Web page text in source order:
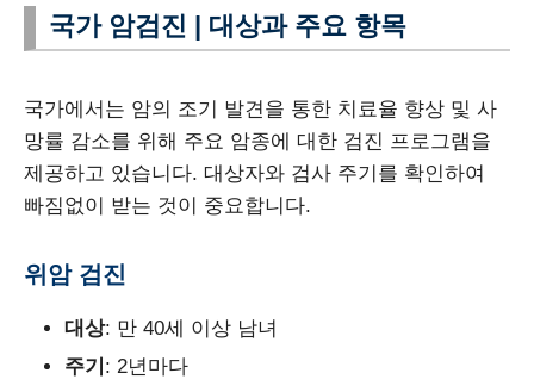
국가 암검진 | 대상과 주요 항목
국가에서는 암의 조기 발견을 통한 치료율 향상 및 사
망률 감소를 위해 주요 암종에 대한 검진 프로그램을
제공하고 있습니다. 대상자와 검사 주기를 확인하여
빠짐없이 받는 것이 중요합니다.
위암 검진
대상: 만 40세 이상 남녀
주기 : 2년마다